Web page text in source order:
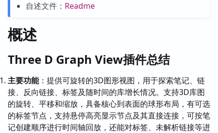
自述文件： Readme
概述
Three D Graph View插件总结
主要功能：提供可旋转的3D图形视图，用于探索笔记、链
接、反向链接、标签及随时间的库增长情况。支持3D库图
的旋转、平移和缩放，具备核心到表面的球形布局，有可选
的标签节点，支持悬停高亮显示节点及其直接连接，可按笔
记创建顺序进行时间轴回放，还能对标签、未解析链接等进